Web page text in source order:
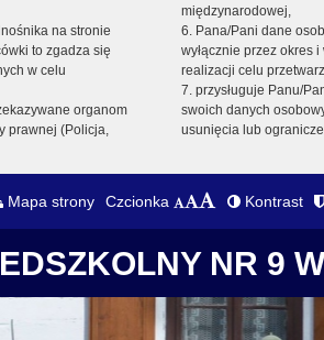
na stronie
to zgadza się
w celu
organom
prawnej (Policja,
międzynarodowej,
6. Pana/Pani dane
wyłącznie przez okres
realizacji celu
7. przysługuje Panu/
swoich danych
usunięcia lub
Mapa strony Czcionka Kontrast
NR 9